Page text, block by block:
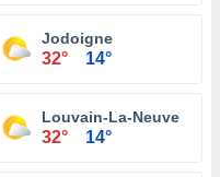
Jodoigne
32° 14°
Louvain-La-Neuve
32° 14°